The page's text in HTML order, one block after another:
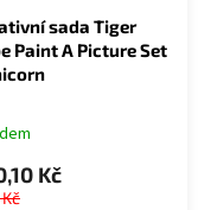
sada Tiger
Paint A Picture Set
Kč